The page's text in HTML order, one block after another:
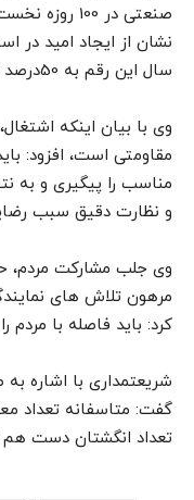
صنعتی در
نشان از ایجاد امید در
سال این رقم به 50درصد می رسد.
وی با بیان اینکه
مقاومتی است، افزود:
مناسب را پیگیری و به
و نظارت دقیق سبب
وی جلب مشارکت مردم،
مرهون تلاش های
کرد: باید فاصله با مردم
گفت: متاسفانه تعداد
تعداد انگشتان دست